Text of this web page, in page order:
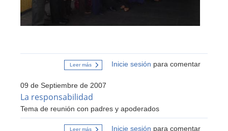
Leer más sobre
Jornada
de
RMM
Inicie sesión para comentar
09 de Septiembre de 2007
La responsabilidad
Tema de reunión con padres y apoderados
Leer más sobre
Inicie sesión para comentar